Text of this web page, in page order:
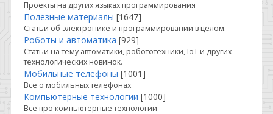
Проекты на других языках программирования
Полезные материалы [1647]
Статьи об электронике и программировании в целом.
Роботы и автоматика [929]
Статьи на тему автоматики, робототехники, IoT и других
технологических новинок.
Мобильные телефоны [1001]
Все о мобильных телефонах
Компьютерные технологии [1000]
Все про компьютерные технологии